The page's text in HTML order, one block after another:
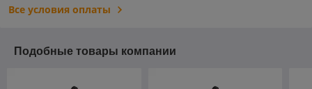
Все условия оплаты
Подобные товары компании